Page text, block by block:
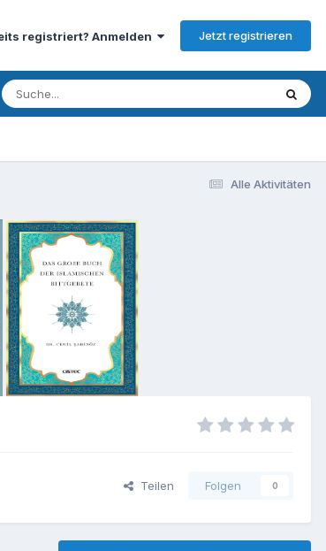
registriert? Anmelden Jetzt registrieren
Alle Aktivitäten
Teilen Folgen 0